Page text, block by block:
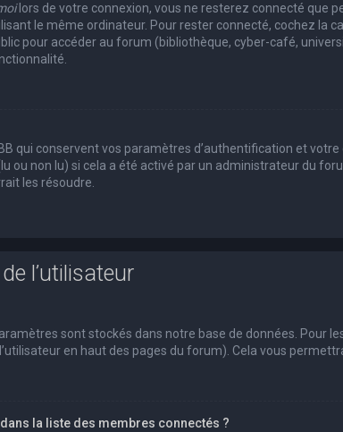
lors de votre connexion, vous ne resterez connecté que
le même ordinateur. Pour rester connecté, cochez la
pour accéder au forum (bibliothèque, cyber-café,
qui conservent vos paramètres d’authentification et
ou non lu) si cela a été activé par un administrateur du
les résoudre.
l’utilisateur
sont stockés dans notre base de données. Pour
en haut des pages du forum). Cela vous
la liste des membres connectés ?